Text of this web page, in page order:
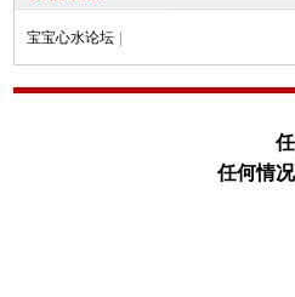
宝宝心水论坛
任何情